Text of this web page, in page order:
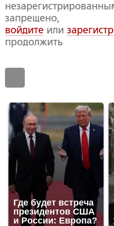
запрещено,
войдите или
продолжить
Где будет встреча
президентов США
и России: Европа?